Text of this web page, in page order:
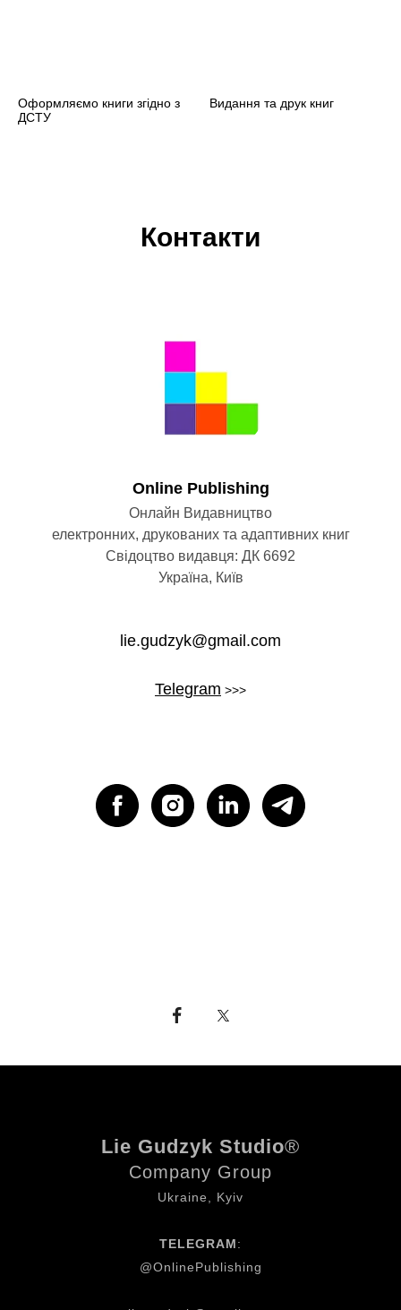
Оформляємо книги згідно з
ДСТУ
Видання та друк книг
Контакти
Оnline Publishing
Онлайн Видавництво
електронних, друкованих та адаптивних книг
Свідоцтво видавця: ДК 6692
Україна, Київ
lie.gudzyk@gmail.com
Telegram >>>
Lie Gudzyk Studio®
Company Group
Ukraine, Kyiv
TELEGRAM:
@OnlinePublishing